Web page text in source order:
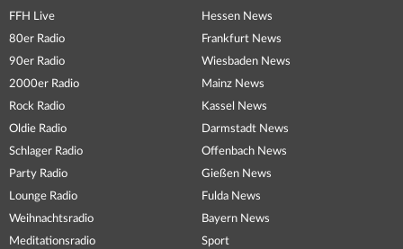
FFH Live
80er Radio
90er Radio
2000er Radio
Rock Radio
Oldie Radio
Schlager Radio
Party Radio
Lounge Radio
Weihnachtsradio
Meditationsradio
Hessen News
Frankfurt News
Wiesbaden News
Mainz News
Kassel News
Darmstadt News
Offenbach News
Gießen News
Fulda News
Bayern News
Sport